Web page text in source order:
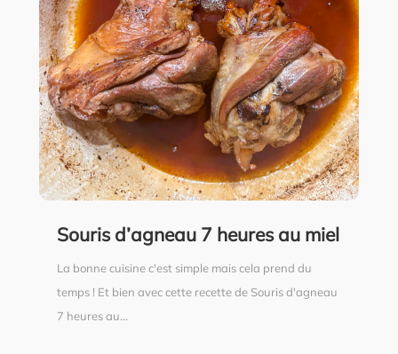
Souris d’agneau 7 heures au miel
La bonne cuisine c'est simple mais cela prend du
temps ! Et bien avec cette recette de Souris d'agneau
7 heures au...